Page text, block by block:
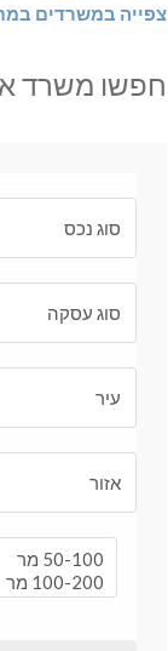
צפייה במשרדים
חפשו משרד